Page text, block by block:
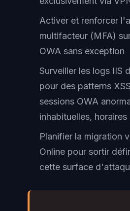
Activer et renforcer
multifacteur (MFA)
OWA sans exception
Surveiller les logs IIS
pour des patterns
sessions OWA
inhabituelles,
Planifier la migration
Online pour sortir
cette surface